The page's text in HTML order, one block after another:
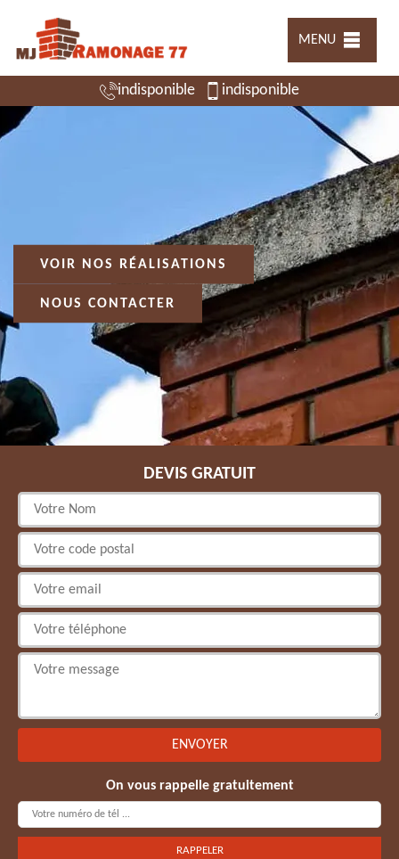
MENU
indisponible indisponible
VOIR NOS RÉALISATIONS
NOUS CONTACTER
DEVIS GRATUIT
On vous rappelle gratuitement